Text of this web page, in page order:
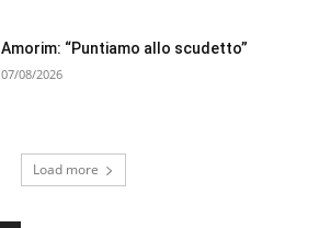
Amorim: “Puntiamo allo scudetto”
07/08/2026
Load more